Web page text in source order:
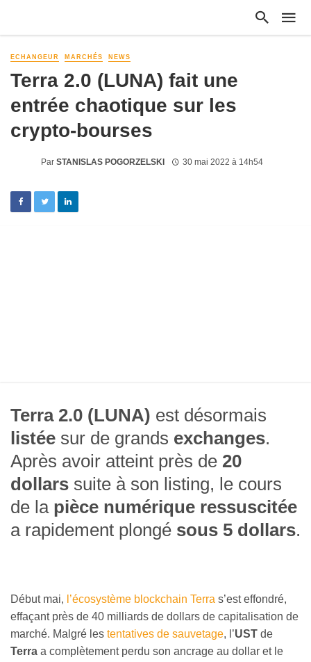
ECHANGEUR MARCHÉS NEWS
Terra 2.0 (LUNA) fait une
entrée chaotique sur les
crypto-bourses
Par STANISLAS POGORZELSKI 30 mai 2022 à 14h54
Terra 2.0 (LUNA) est désormais
listée sur de grands exchanges.
Après avoir atteint près de 20
dollars suite à son listing, le cours
de la pièce numérique ressuscitée
a rapidement plongé sous 5 dollars.
Début mai, l’écosystème blockchain Terra s’est effondré,
effaçant près de 40 milliards de dollars de capitalisation de
marché. Malgré les tentatives de sauvetage, l’UST de
Terra a complètement perdu son ancrage au dollar et le